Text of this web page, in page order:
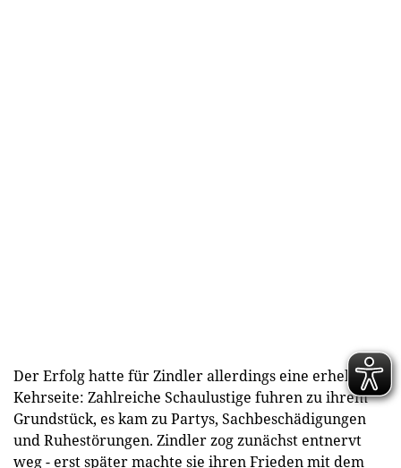
Der Erfolg hatte für Zindler allerdings eine erhebliche
Kehrseite: Zahlreiche Schaulustige fuhren zu ihrem
Grundstück, es kam zu Partys, Sachbeschädigungen
und Ruhestörungen. Zindler zog zunächst entnervt
weg - erst später machte sie ihren Frieden mit dem